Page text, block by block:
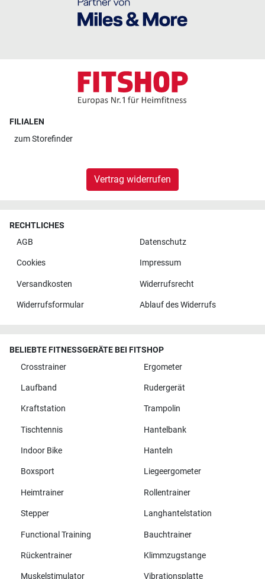
FILIALEN
zumStorefinder
Vertrag widerrufen
RECHTLICHES
AGB
Datenschutz
Cookies Impressum
Versandkosten Widerrufsrecht
Widerrufsformular Ablauf des Widerrufs
BELIEBTE FITNESSGERÄTE BEI FITSHOP
Crosstrainer
Ergometer
Laufband Rudergerät
Kraftstation Trampolin
Tischtennis Hantelbank
Indoor Bike Hanteln
Boxsport Liegeergometer
Heimtrainer Rollentrainer
Stepper Langhantelstation
Functional Training Bauchtrainer
Rückentrainer Klimmzugstange
Muskelstimulator Vibrationsplatte